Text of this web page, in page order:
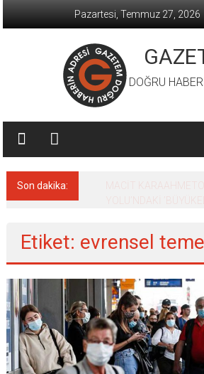
Pazartesi, Temmuz 27, 2026
DOĞRU
Son dakika:
Etiket: evrensel